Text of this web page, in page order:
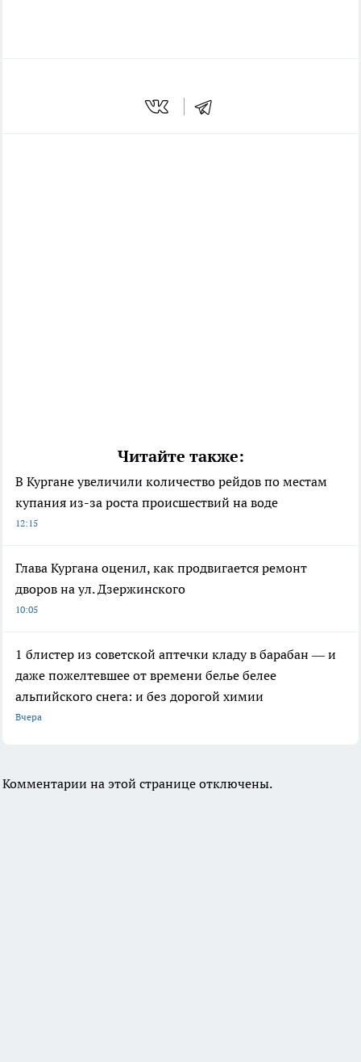
Читайте также:
В Кургане увеличили количество рейдов по местам
купания из-за роста происшествий на воде
12:15
Глава Кургана оценил, как продвигается ремонт
дворов на ул. Дзержинского
10:05
1 блистер из советской аптечки кладу в барабан — и
даже пожелтевшее от времени белье белее
альпийского снега: и без дорогой химии
Вчера
Комментарии на этой странице отключены.